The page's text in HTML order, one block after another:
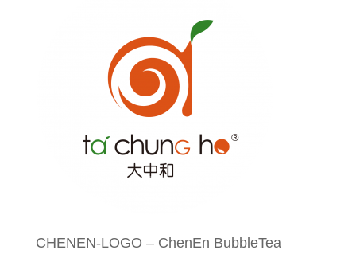
CHENEN-LOGO – ChenEn BubbleTea